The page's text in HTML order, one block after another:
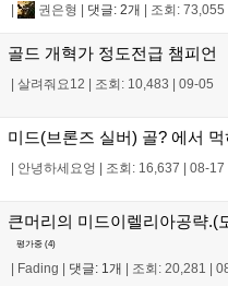
| 권은형 | 댓글: 2개 | 조회: 73,055
골드 개혁가 정도전급 챔피언
| 살려줘요12 | 조회: 10,483 | 09-05
미드(브론즈 실버) 골? 에서
| 안녕하세요엉 | 조회: 16,637 | 08-17
큰머리의 미드이렐리아공략.(
평가중 (4)
| Fading | 댓글: 1개 | 조회: 20,281 |